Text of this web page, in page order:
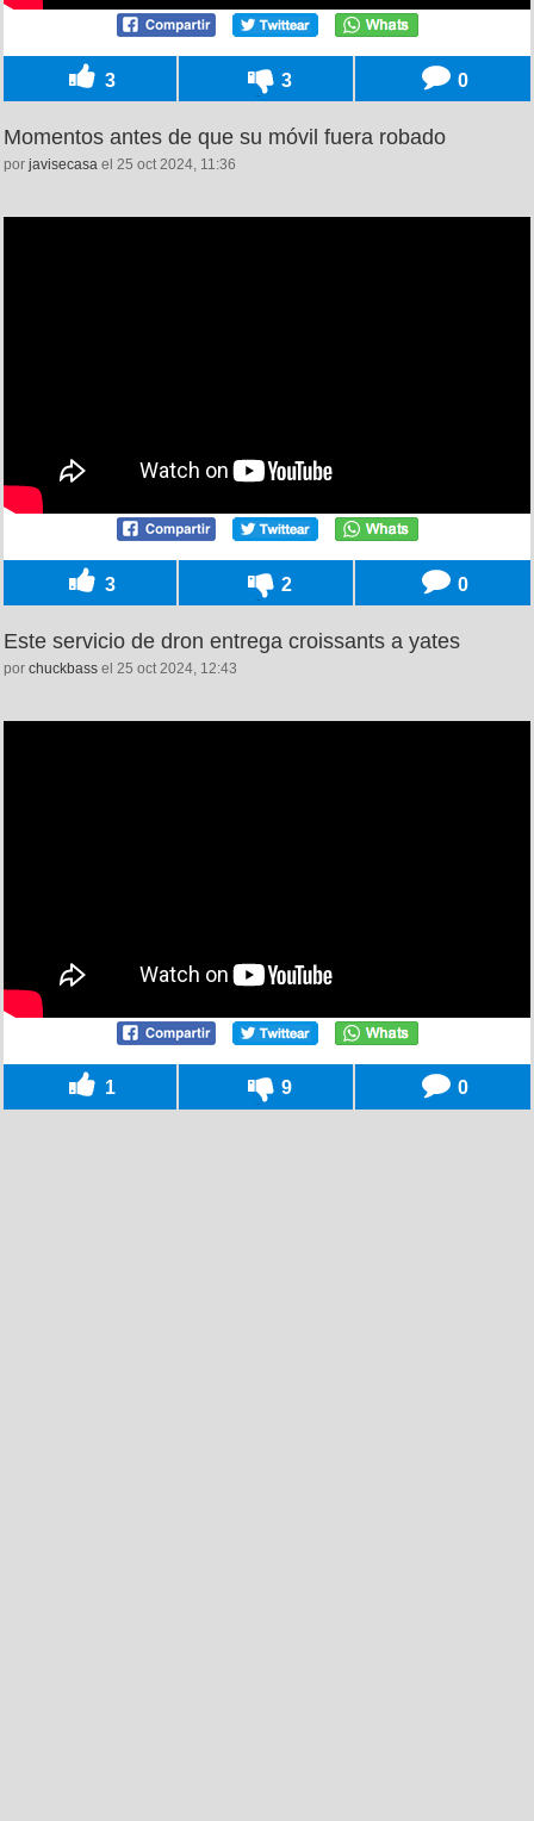
3 3 0
Momentos antes de que su móvil fuera robado
por javisecasa el 25 oct 2024, 11:36
3 2 0
Este servicio de dron entrega croissants a yates
por chuckbass el 25 oct 2024, 12:43
1 9 0